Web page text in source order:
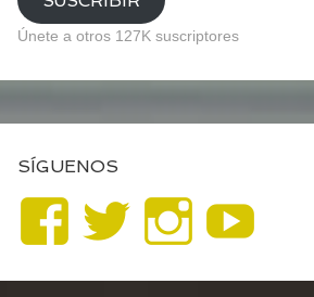
Únete a otros 127K suscriptores
SÍGUENOS
Ver
perfil
Ver
perfil
Ver
perfil